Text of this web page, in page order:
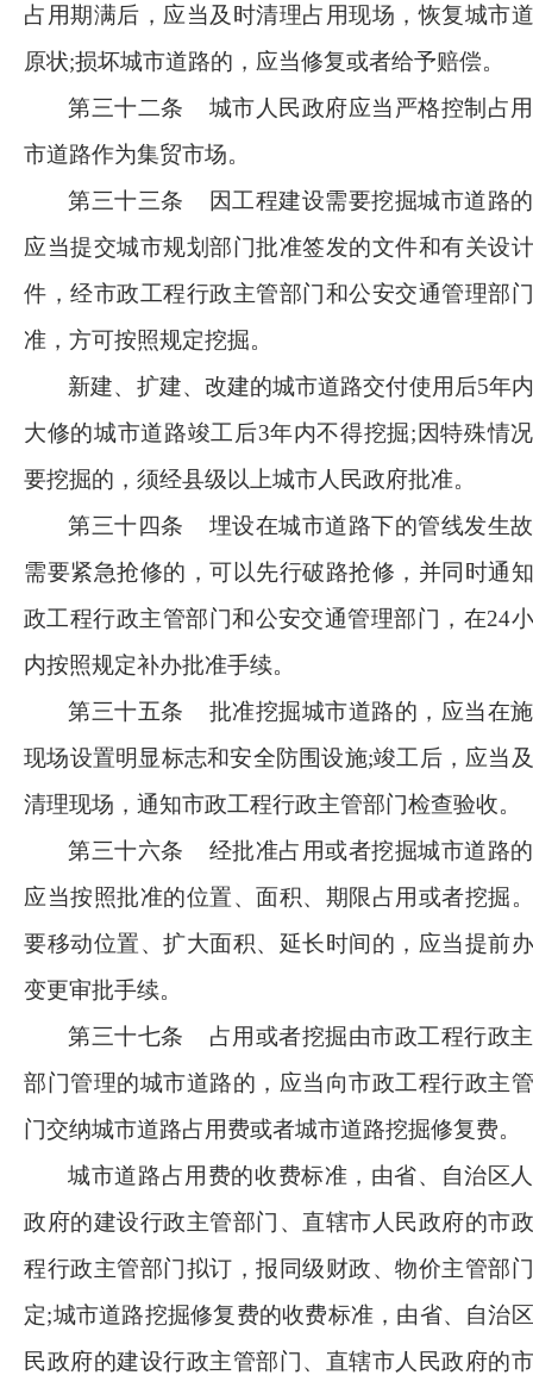
占用期满后，应当及时清理占用现场，恢复城市
原状;损坏城市道路的，应当修复或者给予赔偿。
第三十二条
城市人民政府应当严格控制占
市道路作为集贸市场。
第三十三条
因工程建设需要挖掘城市道路
应当提交城市规划部门批准签发的文件和有关设
件，经市政工程行政主管部门和公安交通管理部
准，方可按照规定挖掘。
新建、扩建、改建的城市道路交付使用后5年
大修的城市道路竣工后3年内不得挖掘;因特殊情
要挖掘的，须经县级以上城市人民政府批准。
第三十四条
埋设在城市道路下的管线发生
需要紧急抢修的，可以先行破路抢修，并同时通
政工程行政主管部门和公安交通管理部门，在24
内按照规定补办批准手续。
第三十五条
批准挖掘城市道路的，应当在
现场设置明显标志和安全防围设施;竣工后，应当
清理现场，通知市政工程行政主管部门检查验收。
第三十六条
经批准占用或者挖掘城市道路
应当按照批准的位置、面积、期限占用或者挖掘
要移动位置、扩大面积、延长时间的，应当提前
变更审批手续。
第三十七条
占用或者挖掘由市政工程行政
部门管理的城市道路的，应当向市政工程行政主
门交纳城市道路占用费或者城市道路挖掘修复费。
城市道路占用费的收费标准，由省、自治区
政府的建设行政主管部门、直辖市人民政府的市
程行政主管部门拟订，报同级财政、物价主管部
定;城市道路挖掘修复费的收费标准，由省、自治
民政府的建设行政主管部门、直辖市人民政府的